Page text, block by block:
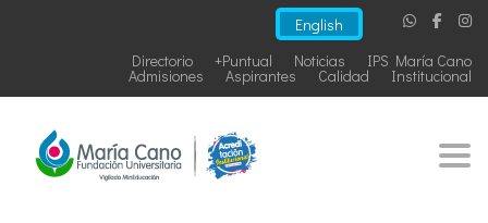
English
IPS María Cano
Noticias
+Puntual
Directorio
Institucional
Calidad
Aspirantes
Admisiones